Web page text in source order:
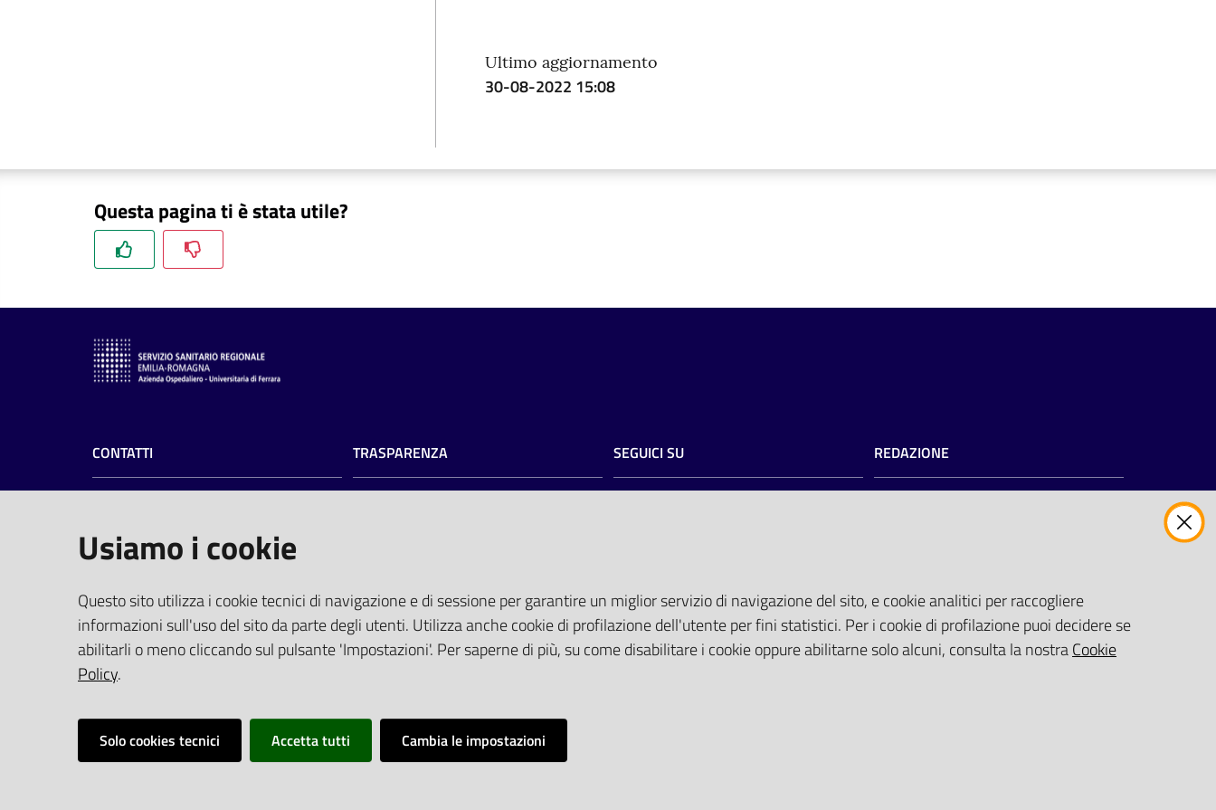
Ultimo aggiornamento
30-08-2022 15:08
Questa pagina ti è stata utile?
CONTATTI
Arcispedale S.Anna
Centralino 0532 236111
Fax 0532 236650
P.I. 01295950388
TRASPARENZA
(protocollo@pec.ospfe.it)
Elenco Siti Tematici
Tempi di attesa
SEGUICI SU
Posta Elettronica Aziendale
Cloud aziendale
(manuale di istruzioni
Portale del Dipendente
Sito intranet
REDAZIONE
Vai alla pagina
Usiamo i cookie
Questo sito utilizza i cookie tecnici di navigazione e di sessione per garantire un miglior servizio di navigazione del sito, e cookie analitici per raccogliere
informazioni sull'uso del sito da parte degli utenti. Utilizza anche cookie di profilazione dell'utente per fini statistici. Per i cookie di profilazione puoi decidere se
abilitarli o meno cliccando sul pulsante 'Impostazioni'. Per saperne di più, su come disabilitare i cookie oppure abilitarne solo alcuni, consulta la nostraCookie
Policy.
Solo cookies tecnici Accetta tutti Cambia le impostazioni